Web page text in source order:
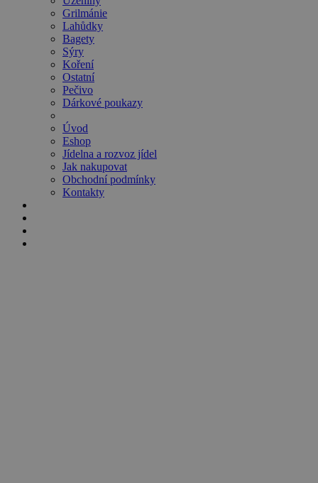
Grilmánie
Lahůdky
Bagety
Sýry
Koření
Ostatní
Pečivo
Dárkové poukazy
Úvod
Eshop
Jídelna a rozvoz jídel
Jak nakupovat
Obchodní podmínky
Kontakty